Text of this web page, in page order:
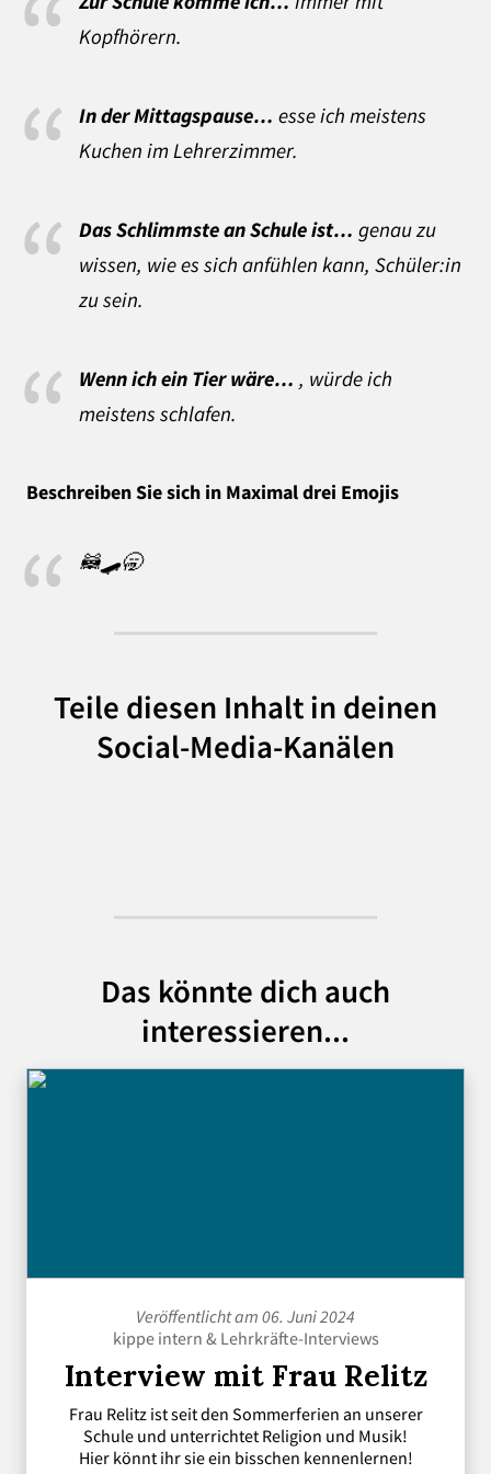
Kopfhörern.
In der Mittagspause… esse ich meistens
Kuchen im Lehrerzimmer.
Das Schlimmste an Schule ist… genau zu
wissen, wie es sich anfühlen kann, Schüler:in
zu sein.
Wenn ich ein Tier wäre… , würde ich
meistens schlafen.
Beschreiben Sie sich in Maximal drei Emojis
🦝🛹🥱
Teile diesen Inhalt in deinen
Social-Media-Kanälen
Das könnte dich auch
interessieren...
Veröffentlicht am 06. Juni 2024
kippe intern & Lehrkräfte-Interviews
Interview mit Frau Relitz
Frau Relitz ist seit den Sommerferien an unserer
Schule und unterrichtet Religion und Musik!
Hier könnt ihr sie ein bisschen kennenlernen!